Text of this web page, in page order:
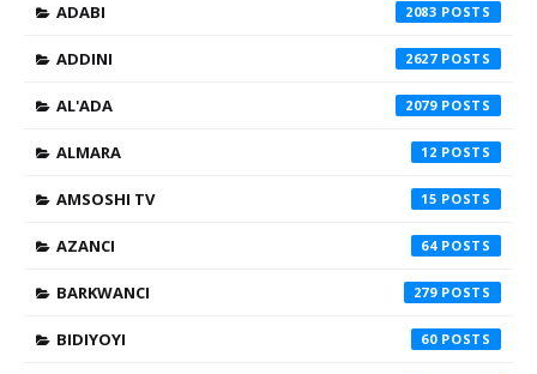
ADABI 2083
ADDINI 2627
AL'ADA 2079
ALMARA 12
AMSOSHI TV 15
AZANCI 64
BARKWANCI 279
BIDIYOYI 60